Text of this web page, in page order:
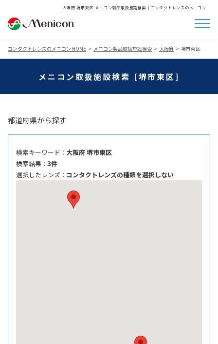
大阪府 堺市東区 メニコン製品取扱施設検索│コンタクトレンズのメニコン
コンタクトレンズのメニコン HOME メニコン製品取扱施設検索 大阪府 堺市東区
メニコン取扱施設検索 [堺市東区]
都道府県から探す
検索キーワード ： 大阪府 堺市東区
検索結果 ： 3件
選択したレンズ ： コンタクトレンズの種類を選択しない